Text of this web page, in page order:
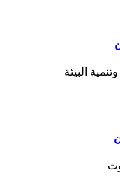
البيئة